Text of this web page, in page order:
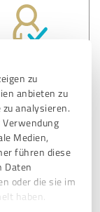
zu
anbieten zu
analysieren.
Medien,
führen diese
Daten
oder die sie im
haben.
und